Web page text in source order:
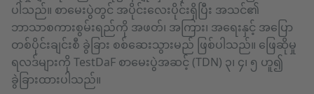
ပါသည်။ စာမေးပွဲတွင် အပိုင်းလေးပိုင်းရှိပြီး အသင်၏
ဘာသာစကားစွမ်းရည်ကို အဖတ်၊ အကြား၊ အရေးနှင့် အပြော
တစ်ပိုင်းချင်းစီ ခွဲခြား စစ်ဆေးသွားမည် ဖြစ်ပါသည်။ ဖြေဆိုမှု
ရလဒ်များကို TestDaF စာမေးပွဲအဆင့် (TDN) ၃၊ ၄၊ ၅ ဟူ၍
ခွဲခြားထားပါသည်။